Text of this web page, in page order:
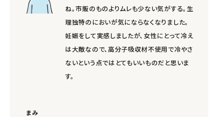
ね。市販のものよりムレも少ない気がする。生
理独特のにおいが気にならなくなりました。
妊娠をして実感しましたが、女性にとって冷え
は大敵なので、高分子吸収材不使用で冷やさ
ないという点ではとてもいいものだと思いま
す。
まみ